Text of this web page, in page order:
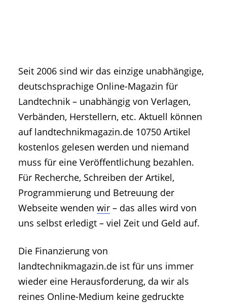
• Artikel nach Hersteller/Marke
Seit 2006 sind wir das einzige unabhängige,
deutschsprachige Online-Magazin für
Landtechnik – unabhängig von Verlagen,
Verbänden, Herstellern, etc. Aktuell können
auf landtechnikmagazin.de 10750 Artikel
kostenlos gelesen werden und niemand
muss für eine Veröffentlichung bezahlen.
Für Recherche, Schreiben der Artikel,
Programmierung und Betreuung der
Webseite wenden wir – das alles wird von
uns selbst erledigt – viel Zeit und Geld auf.
Die Finanzierung von
landtechnikmagazin.de ist für uns immer
wieder eine Herausforderung, da wir als
reines Online-Medium keine gedruckte